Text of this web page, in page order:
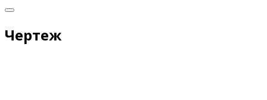
Чертеж